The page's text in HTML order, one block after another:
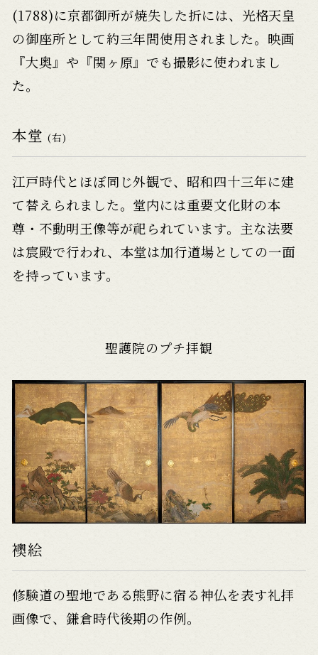
(1788)に京都御所が焼失した折には、光格天皇
の御座所として約三年間使用されました。映画
『大奥』や『関ヶ原』でも撮影に使われまし
た。
本堂 (右)
江戸時代とほぼ同じ外観で、昭和四十三年に建
て替えられました。堂内には重要文化財の本
尊・不動明王像等が祀られています。主な法要
は宸殿で行われ、本堂は加行道場としての一面
を持っています。
聖護院のプチ拝観
襖絵
修験道の聖地である熊野に宿る神仏を表す礼拝
画像で、鎌倉時代後期の作例。